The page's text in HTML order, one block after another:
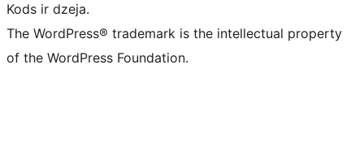
Kods ir dzeja.
The WordPress® trademark is the intellectual property
of the WordPress Foundation.